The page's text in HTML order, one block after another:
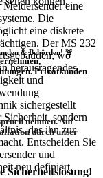
eine
Die
eine diskrete
Der MS 232
wo
herausragendes
und
sichergestellt
sondern
das ihn zur
Entscheiden Sie
und
neu definiert.
& Behörden! 🚨
Privatkunden
nehmen. Auf
durch unser
Sicherheitslösung!